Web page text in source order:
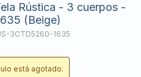
Rústica - 3 cuerpos -
(Beige)
3CTD5260-1635
está agotado.